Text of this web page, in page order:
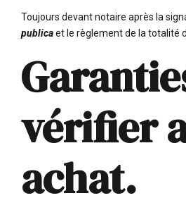
Toujours devant notaire après la
publicaet le règlement de la totalité
vérifier
achat.